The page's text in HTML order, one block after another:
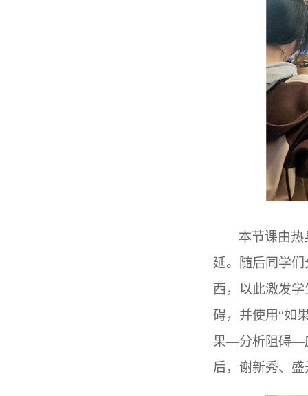
本节课由
延。随后同学
西，以此激发
碍，并使用“如
果—分析阻碍—
后，谢新秀、